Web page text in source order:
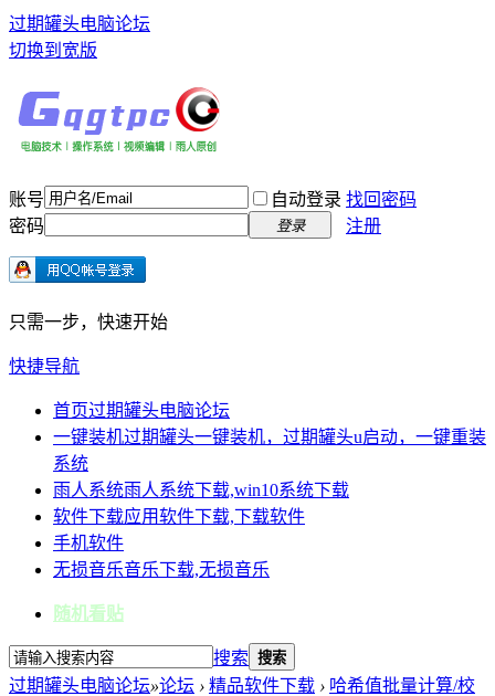
过期罐头电脑论坛
切换到宽版
账号 自动登录 找回密码
密码
登录 注册
只需一步，快速开始
快捷导航
首页过期罐头电脑论坛
一键装机过期罐头一键装机，过期罐头u启动，一键重装
系统
雨人系统雨人系统下载,win10系统下载
软件下载应用软件下载,下载软件
手机软件
无损音乐音乐下载,无损音乐
随机看贴
搜索 搜索
过期罐头电脑论坛»论坛 › 精品软件下载 › 哈希值批量计算/校